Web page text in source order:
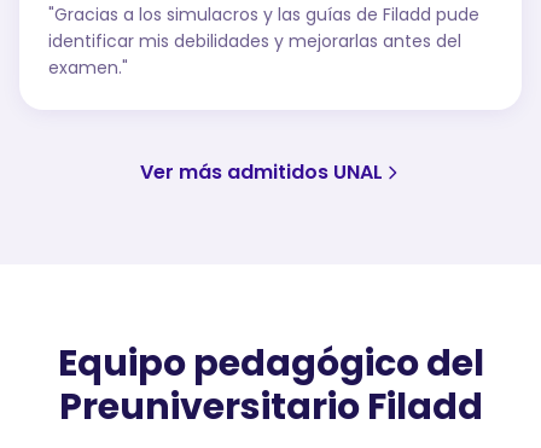
"Gracias a los simulacros y las guías de Filadd pude
identificar mis debilidades y mejorarlas antes del
examen."
Ver más admitidos UNAL
Equipo pedagógico del
Preuniversitario Filadd